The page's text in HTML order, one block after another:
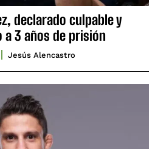
declarado culpable y
a 3 años de prisión
Jesús Alencastro